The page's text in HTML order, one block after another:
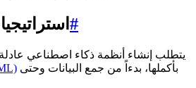
#
يتطلب إنشاء أنظمة ذكاء اصطناعي عادلة